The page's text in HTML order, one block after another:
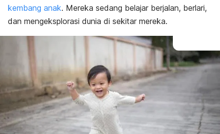
kembang anak. Mereka sedang belajar berjalan, berlari,
dan mengeksplorasi dunia di sekitar mereka.